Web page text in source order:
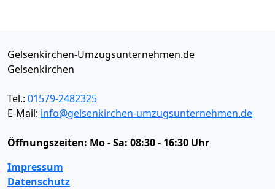
Gelsenkirchen-Umzugsunternehmen.de
Gelsenkirchen
Tel.: 01579-2482325
E-Mail: info@gelsenkirchen-umzugsunternehmen.de
Öffnungszeiten: Mo - Sa: 08:30 - 16:30 Uhr
Impressum
Datenschutz